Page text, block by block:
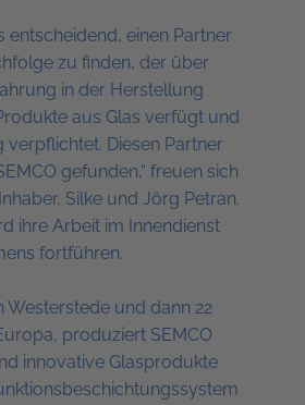
entscheidend, einen Partner
zu finden, der über
in der Herstellung
aus Glas verfügt und
verpflichtet. Diesen Partner
gefunden,“ freuen sich
Silke und Jörg Petran.
ihre Arbeit im Innendienst
fortführen.
Westerstede und dann 22
produziert SEMCO
innovative Glasprodukte